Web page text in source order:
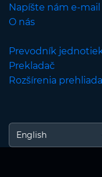
Napíšte nám e-mail
O nás
Prevodník
Prekladač
Rozšírenia
English